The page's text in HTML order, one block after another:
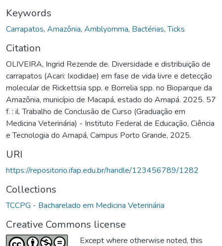
Keywords
Carrapatos, Amazônia, Amblyomma, Bactérias,Ticks
Citation
OLIVEIRA, Ingrid Rezende de. Diversidade e distribuição de
carrapatos (Acari: Ixodidae) em fase de vida livre e detecção
molecular de Rickettsia spp. e Borrelia spp. no Bioparque da
Amazônia, município de Macapá, estado do Amapá. 2025. 57
f. : il. Trabalho de Conclusão de Curso (Graduação em
Medicina Veterinária) - Instituto Federal de Educação, Ciência
e Tecnologia do Amapá, Campus Porto Grande, 2025.
URI
https://repositorio.ifap.edu.br/handle/123456789/1282
Collections
TCCPG - Bacharelado em Medicina Veterinária
Creative Commons license
Except where otherwise noted, this